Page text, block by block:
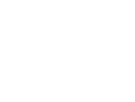
。勘破连环重案，洞悉人心
紧时间揭开当地的一个险恶传说背后的谜团